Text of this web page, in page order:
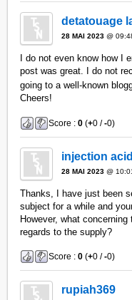
detatouage
28 MAI 2023 @
I do not even know how I
post was great. I do not
going to a well-known
Cheers!
Score :0 (+0 /-0)
injection
28 MAI 2023 @
Thanks, I have just been
subject for a while and
However, what
regards to the supply?
Score :0 (+0 /-0)
rupiah369